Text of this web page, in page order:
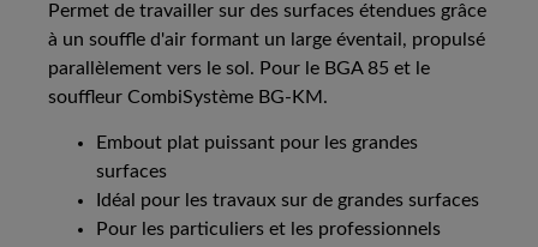
Permet de travailler sur des surfaces étendues grâce
à un souffle d'air formant un large éventail, propulsé
parallèlement vers le sol. Pour le BGA 85 et le
souffleur CombiSystème BG-KM.
Embout plat puissant pour les grandes
surfaces
Idéal pour les travaux sur de grandes surfaces
Pour les particuliers et les professionnels